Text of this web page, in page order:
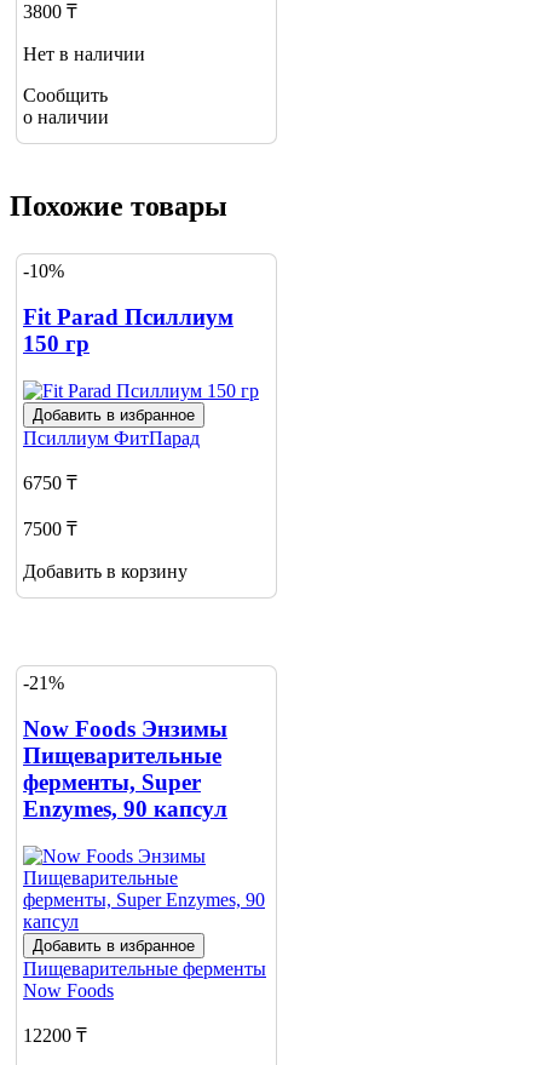
3800 ₸
Нет в наличии
Сообщить
о наличии
Похожие товары
-10%
Fit Parad Псиллиум
150 гр
Добавить в избранное
Псиллиум ФитПарад
6750 ₸
7500 ₸
Добавить в корзину
-21%
Now Foods Энзимы
Пищеварительные
ферменты, Super
Enzymes, 90 капсул
Добавить в избранное
Пищеварительные ферменты
Now Foods
12200 ₸